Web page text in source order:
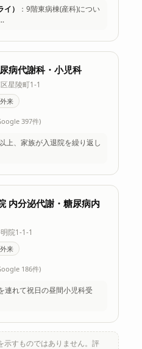
）
：9階東病棟(産科)につい
病代謝科・小児科
星陵町1-1
来
397件)
上、家族が入退院を繰り返し
内分泌代謝・糖尿病内
院1-1-1
来
186件)
連れて祝日の昼間小児科受
すものではありません。評